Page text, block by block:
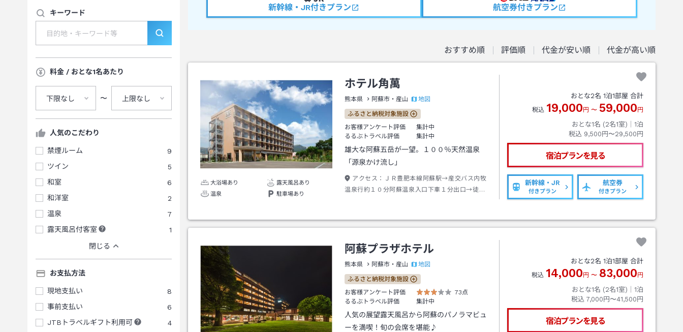
キーワード
料金 / おとな1名あたり
下限なし 〜 上限なし
人気のこだわり
禁煙ルーム
9
ツイン
5
和室
6
和洋室
2
温泉
7
露天風呂付客室
1
閉じる
お支払方法
現地支払い
8
事前支払い
6
JTBトラベルギフト利用可
4
新幹線・JR付きプラン 航空券付きプラン
おすすめ順 評価順 代金が安い順 代金が高い順
大浴場あり
露天風呂あり
温泉
駐車場あり
ホテル角萬
熊本県 阿蘇市・産山 地図
ふるさと納税対象施設
お客様アンケート評価
集計中
るるぶトラベル評価
集計中
雄大な阿蘇五岳が一望。１００％天然温泉
「源泉かけ流し」
アクセス：
ＪＲ豊肥本線阿蘇駅→産交バス内牧
温泉行約１０分阿蘇温泉入口下車１分出口→徒歩
おとな2名 1泊1部屋 合計
税込 19,000 円 〜 59,000 円
おとな1名 (2名1室)｜ 1泊
税込 9,500円〜29,500円
宿泊プランを見る
新幹線・JR
付きプラン
航空券
付きプラン
阿蘇プラザホテル
熊本県 阿蘇市・産山 地図
ふるさと納税対象施設
お客様アンケート評価
73点
るるぶトラベル評価
集計中
人気の展望露天風呂から阿蘇のパノラマビュ
ーを満喫！旬の会席を堪能♪
おとな2名 1泊1部屋 合計
税込 14,000 円 〜 83,000 円
おとな1名 (2名1室)｜ 1泊
税込 7,000円〜41,500円
宿泊プランを見る